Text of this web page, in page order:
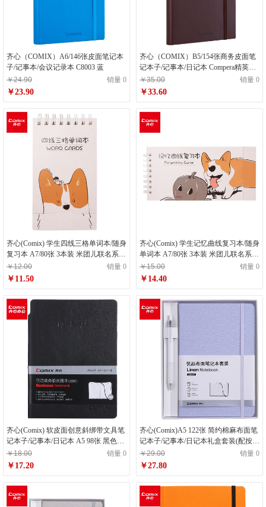
齐心（COMIX）A6/146张皮面笔记本
子/记事本/会议记录本 C8003 蓝
￥24.90
销量 0
￥23.90
齐心（COMIX）B5/154张商务皮面笔
记本子/记事本/日记本 Compera精英系
列 棕色 办公文具 C8001
￥35.00 销量 0
￥33.60
齐心(Comix) 学生四线三格单词本/随身
复习本 A7/80张 3本装 米团儿联名系列
C4924
￥12.00 销量 0
￥11.50
齐心(Comix) 学生记忆曲线复习本/随身
单词本 A7/80张 3本装 米团儿联名系列
C4923
￥15.00 销量 0
￥14.40
齐心(Comix) 软皮面创意斜绑带文具笔
记本子/记事本/日记本 A5 98张 黑色
C5851
￥18.00 销量 0
￥17.20
齐心(Comix)A5 122张 简约棉麻布面笔
记本子/记事本/日记本礼盒套装(配按动
中性笔) 粉蓝 C5904T
￥29.00 销量 0
￥27.80